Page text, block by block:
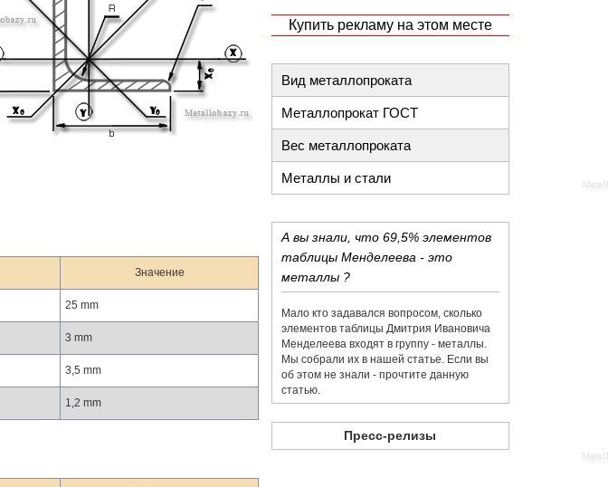
Значение
25 mm
3 mm
3,5 mm
1,2 mm
Купить рекламу на этом месте
Вид металлопроката
Металлопрокат ГОСТ
Вес металлопроката
Металлы и стали
А вы знали, что 69,5% элементов
таблицы Менделеева - это
металлы ?
Мало кто задавался вопросом, сколько
элементов таблицы Дмитрия Ивановича
Менделеева входят в группу - металлы.
Мы собрали их в нашей статье. Если вы
об этом не знали - прочтите данную
статью.
Пресс-релизы